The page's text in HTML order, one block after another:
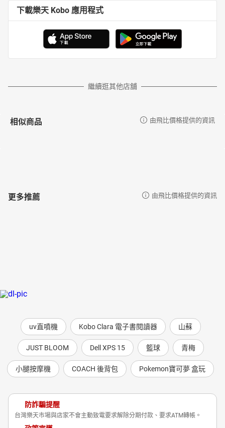
下載樂天 Kobo 應用程式
繼續逛其他店舖
相似商品 由飛比價格提供的資訊
更多推薦 由飛比價格提供的資訊
uv直噴機 Kobo Clara 電子書閱讀器 山蘇
JUST BLOOM Dell XPS 15 籃球 青梅
小腿按摩機 COACH 後背包 Pokemon寶可夢 盒玩
防詐騙提醒
台灣樂天市場與店家不會主動致電要求解除分期付款、要求ATM轉帳。